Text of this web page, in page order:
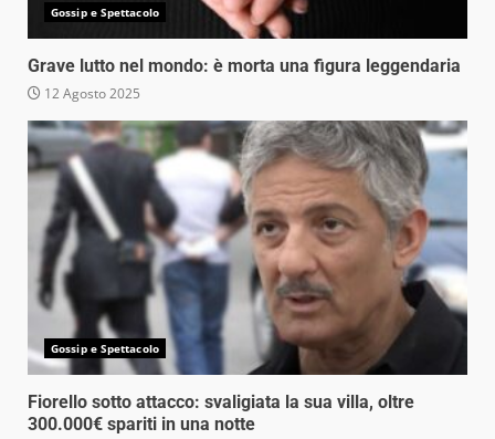
Gossip e Spettacolo
Grave lutto nel mondo: è morta una figura leggendaria
12 Agosto 2025
Gossip e Spettacolo
Fiorello sotto attacco: svaligiata la sua villa, oltre
300.000€ spariti in una notte